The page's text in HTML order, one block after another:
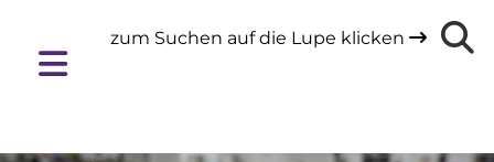
zum Suchen auf die Lupe klicken